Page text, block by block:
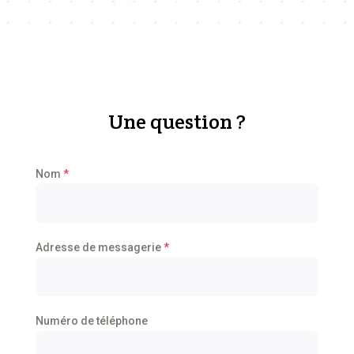
Une question ?
Nom *
Adresse de messagerie*
Numéro de téléphone